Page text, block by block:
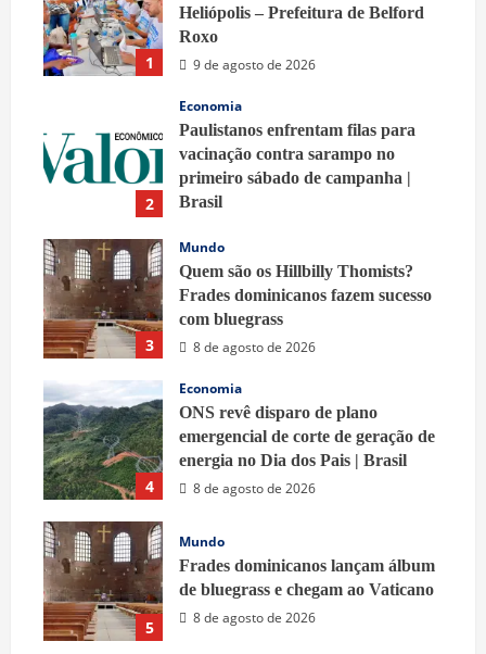
1
Heliópolis – Prefeitura de Belford
Roxo
9 de agosto de 2026
2
Economia
Paulistanos enfrentam filas para
vacinação contra sarampo no
primeiro sábado de campanha |
Brasil
3
Mundo
Quem são os Hillbilly Thomists?
Frades dominicanos fazem sucesso
com bluegrass
8 de agosto de 2026
4
Economia
ONS revê disparo de plano
emergencial de corte de geração de
energia no Dia dos Pais | Brasil
8 de agosto de 2026
5
Mundo
Frades dominicanos lançam álbum
de bluegrass e chegam ao Vaticano
8 de agosto de 2026